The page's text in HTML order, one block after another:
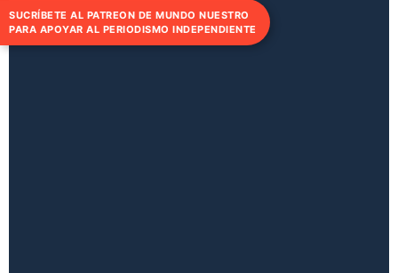
SUCRÍBETE AL PATREON DE MUNDO NUESTRO
PARA APOYAR AL PERIODISMO INDEPENDIENTE